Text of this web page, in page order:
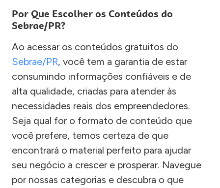
Por Que Escolher os Conteúdos do
Sebrae/PR?
Ao acessar os conteúdos gratuitos do
Sebrae/PR, você tem a garantia de estar
consumindo informações confiáveis e de
alta qualidade, criadas para atender às
necessidades reais dos empreendedores.
Seja qual for o formato de conteúdo que
você prefere, temos certeza de que
encontrará o material perfeito para ajudar
seu negócio a crescer e prosperar. Navegue
por nossas categorias e descubra o que